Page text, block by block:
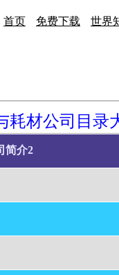
首页 免费下载 世界
耗材公司目录
简介2